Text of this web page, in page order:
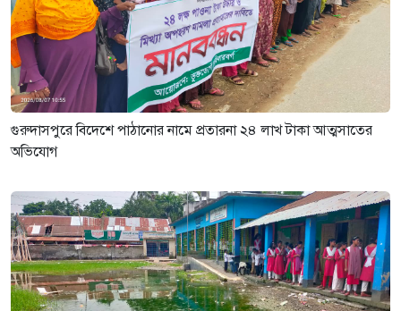
গুরুদাসপুরে বিদেশে পাঠানোর নামে প্রতারনা ২৪ লাখ টাকা আত্মসাতের
অভিযোগ